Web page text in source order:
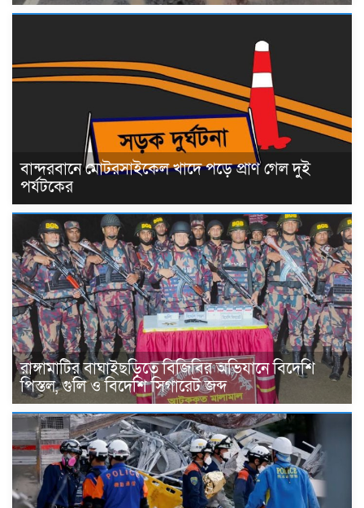
বান্দরবানে মোটরসাইকেল খাদে পড়ে প্রাণ গেল দুই
পর্যটকের
রাঙ্গামাটির বাঘাইছড়িতে বিজিবির অভিযানে বিদেশি
পিস্তল, গুলি ও বিদেশি সিগারেট জব্দ